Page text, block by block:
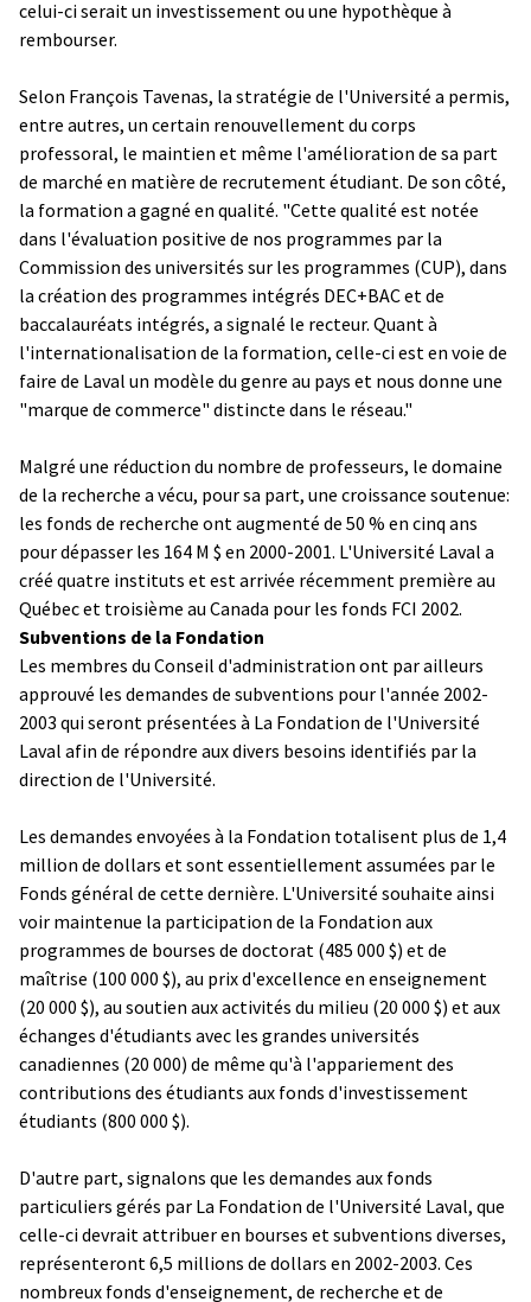
celui-ci serait un investissement ou une hypothèque à
rembourser.
Selon François Tavenas, la stratégie de l'Université a permis,
entre autres, un certain renouvellement du corps
professoral, le maintien et même l'amélioration de sa part
de marché en matière de recrutement étudiant. De son côté,
la formation a gagné en qualité. "Cette qualité est notée
dans l'évaluation positive de nos programmes par la
Commission des universités sur les programmes (CUP), dans
la création des programmes intégrés DEC+BAC et de
baccalauréats intégrés, a signalé le recteur. Quant à
l'internationalisation de la formation, celle-ci est en voie de
faire de Laval un modèle du genre au pays et nous donne une
"marque de commerce" distincte dans le réseau."
Malgré une réduction du nombre de professeurs, le domaine
de la recherche a vécu, pour sa part, une croissance soutenue:
les fonds de recherche ont augmenté de 50 % en cinq ans
pour dépasser les 164 M $ en 2000-2001. L'Université Laval a
créé quatre instituts et est arrivée récemment première au
Québec et troisième au Canada pour les fonds FCI 2002.
Subventions de la Fondation
Les membres du Conseil d'administration ont par ailleurs
approuvé les demandes de subventions pour l'année 2002-
2003 qui seront présentées à La Fondation de l'Université
Laval afin de répondre aux divers besoins identifiés par la
direction de l'Université.
Les demandes envoyées à la Fondation totalisent plus de 1,4
million de dollars et sont essentiellement assumées par le
Fonds général de cette dernière. L'Université souhaite ainsi
voir maintenue la participation de la Fondation aux
programmes de bourses de doctorat (485 000 $) et de
maîtrise (100 000 $), au prix d'excellence en enseignement
(20 000 $), au soutien aux activités du milieu (20 000 $) et aux
échanges d'étudiants avec les grandes universités
canadiennes (20 000) de même qu'à l'appariement des
contributions des étudiants aux fonds d'investissement
étudiants (800 000 $).
D'autre part, signalons que les demandes aux fonds
particuliers gérés par La Fondation de l'Université Laval, que
celle-ci devrait attribuer en bourses et subventions diverses,
représenteront 6,5 millions de dollars en 2002-2003. Ces
nombreux fonds d'enseignement, de recherche et de